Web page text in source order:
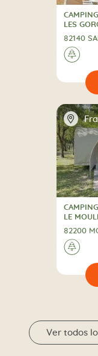
3
CAMPING
LES
82140
🌲
📍
3
CAMPING
LE
82200
🌲
Ver todos